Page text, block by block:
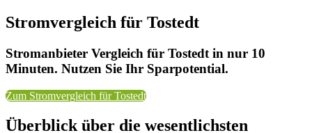
Stromvergleich für Tostedt
Stromanbieter Vergleich für Tostedt in nur 10
Minuten. Nutzen Sie Ihr Sparpotential.
Zum Stromvergleich für Tostedt
Überblick über die wesentlichsten